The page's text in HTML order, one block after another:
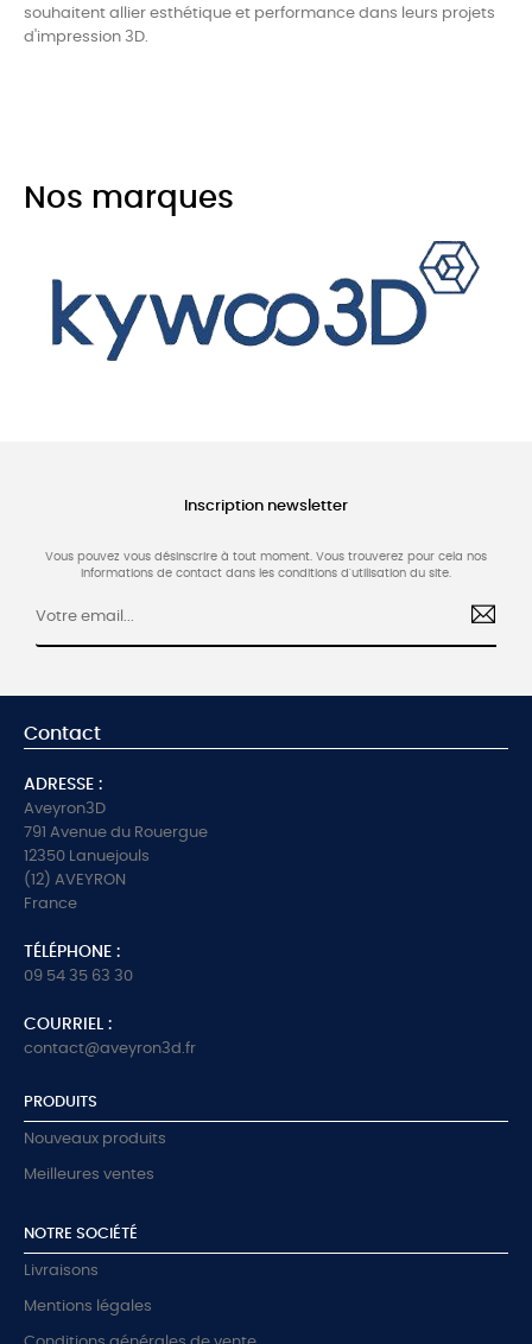
souhaitent allier esthétique et performance dans leurs projets
d'impression 3D.
Nos marques
Inscription newsletter
Vous pouvez vous désinscrire à tout moment. Vous trouverez pour cela nos
informations de contact dans les conditions d'utilisation du site.
Contact
ADRESSE :
Aveyron3D
791 Avenue du Rouergue
12350 Lanuejouls
(12) AVEYRON
France
TÉLÉPHONE :
09 54 35 63 30
COURRIEL :
contact@aveyron3d.fr
PRODUITS
Nouveaux produits
Meilleures ventes
NOTRE SOCIÉTÉ
Livraisons
Mentions légales